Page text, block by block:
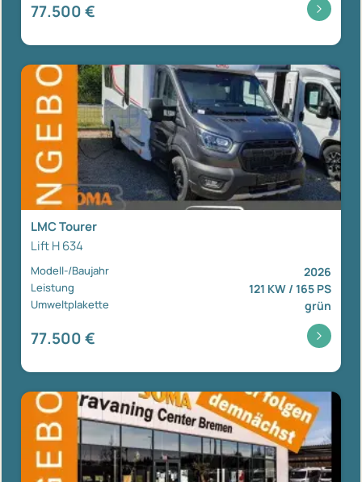
77.500 €
LMC Tourer
Lift H 634
Modell-/Baujahr 2026
Leistung 121 KW / 165 PS
Umweltplakette grün
77.500 €